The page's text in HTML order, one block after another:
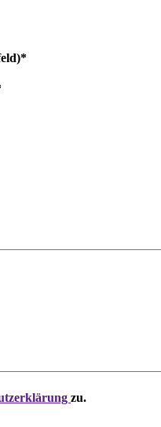
*
zu.